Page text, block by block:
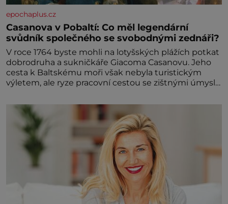
epochaplus.cz
Casanova v Pobaltí: Co měl legendární
svůdník společného se svobodnými zednáři?
V roce 1764 byste mohli na lotyšských plážích potkat
dobrodruha a sukničkáře Giacoma Casanovu. Jeho
cesta k Baltskému moři však nebyla turistickým
výletem, ale ryze pracovní cestou se zištnými úmysly.
procházel uličkami lotyšské Rigy? Casanova v Pobaltí
kontaktoval tamní zednářské lóže. Nebyl v této
oblasti žádným nováčkem, protože do zednářské